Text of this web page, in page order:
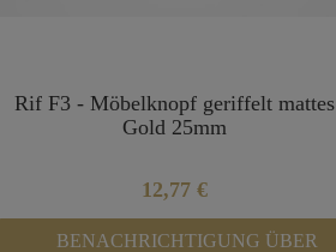
Rif F3 - Möbelknopf geriffelt mattes
Gold 25mm
12,77 €
BENACHRICHTIGUNG ÜBER